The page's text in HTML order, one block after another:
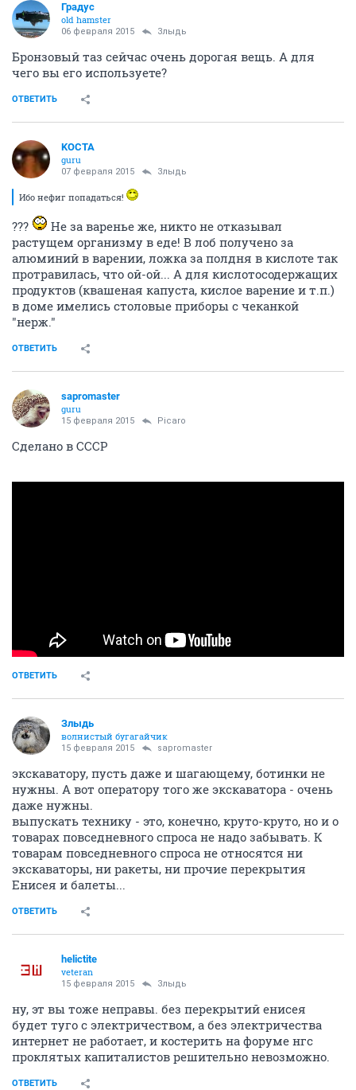
Градус
old hamster
06 февраля 2015 Злыдь
Бронзовый таз сейчас очень дорогая вещь. А для
чего вы его используете?
ОТВЕТИТЬ
KOCTA
guru
07 февраля 2015 Злыдь
Ибо нефиг попадаться!
???
Не за варенье же, никто не отказывал
растущем организму в еде! В лоб получено за
алюминий в варении, ложка за полдня в кислоте так
протравилась, что ой-ой... А для кислотосодержащих
продуктов (квашеная капуста, кислое варение и т.п.)
в доме имелись столовые приборы с чеканкой
"нерж."
ОТВЕТИТЬ
sapromaster
guru
15 февраля 2015 Picaro
Сделано в СССР
ОТВЕТИТЬ
Злыдь
волнистый бугагайчик
15 февраля 2015 sapromaster
экскаватору, пусть даже и шагающему, ботинки не
нужны. А вот оператору того же экскаватора - очень
даже нужны.
выпускать технику - это, конечно, круто-круто, но и о
товарах повседневного спроса не надо забывать. К
товарам повседневного спроса не относятся ни
экскаваторы, ни ракеты, ни прочие перекрытия
Енисея и балеты...
ОТВЕТИТЬ
helictite
veteran
15 февраля 2015 Злыдь
ну, эт вы тоже неправы. без перекрытий енисея
будет туго с электричеством, а без электричества
интернет не работает, и костерить на форуме нгс
проклятых капиталистов решительно невозможно.
ОТВЕТИТЬ